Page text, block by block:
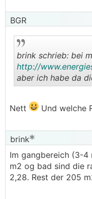
BGR
brink schrieb: bei
http://
aber ich habe da
Nett Und welche
brink
Im gangbereich (3-4
m2 og bad sind die
2,28. Rest der 205